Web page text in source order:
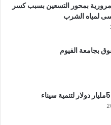
مرورية بمحور التسعين بسبب كسر
لمياه الشرب
بجامعة الفيوم